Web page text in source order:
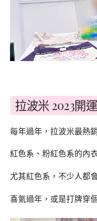
拉波米 2023開
每年過年，拉波米最熱
紅色系、粉紅色系的內
尤其紅色系，不少人都
喜氣過年，或是打牌穿